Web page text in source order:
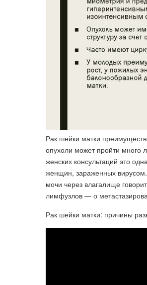
Рак шейки матки
опухоли может пройти много
женских консультаций это
женщин, зараженных
мочи через влагалище
лимфузлов — о
Рак шейки матки: причины